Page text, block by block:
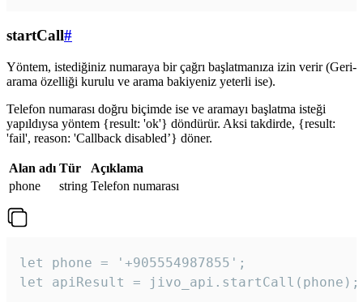
startCall#
Yöntem, istediğiniz numaraya bir çağrı başlatmanıza izin verir (Geri-
arama özelliği kurulu ve arama bakiyeniz yeterli ise).
Telefon numarası doğru biçimde ise ve aramayı başlatma isteği
yapıldıysa yöntem {result: 'ok'} döndürür. Aksi takdirde, {result:
'fail', reason: 'Callback disabled’} döner.
Alan adı Tür
Açıklama
phone
string Telefon numarası
let phone = '+905554987855';
let apiResult = jivo_api.startCall(phone);